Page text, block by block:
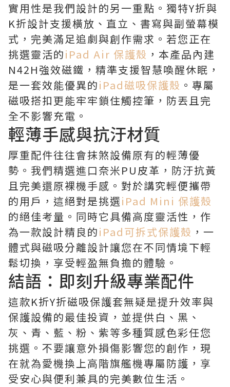
實用性是我們設計的另一重點。獨特Y折與
K折設計支援橫放、直立、書寫與副螢幕模
式，完美滿足追劇與創作需求。若您正在
挑選靈活的iPad Air 保護殼 ，本產品內建
N42H強效磁鐵，精準支援智慧喚醒休眠，
是一套效能優異的iPad磁吸保護殼 。專屬
磁吸搭扣更能牢牢鎖住觸控筆，防丟且完
全不影響充電。
輕薄手感與抗汙材質
厚重配件往往會抹煞設備原有的輕薄優
勢。我們精選進口奈米PU皮革，防汙抗黃
且完美還原裸機手感。對於講究輕便攜帶
的用戶，這絕對是挑選iPad Mini 保護殼
的絕佳考量。同時它具備高度靈活性，作
為一款設計精良的iPad可拆式保護殼 ，一
體式與磁吸分離設計讓您在不同情境下輕
鬆切換，享受輕盈無負擔的體驗。
結語：即刻升級專業配件
這款K折Y折磁吸保護套無疑是提升效率與
保護設備的最佳投資，並提供白、黑、
灰、青、藍、粉、紫等多種質感色彩任您
挑選。不要讓意外損傷影響您的創作，現
在就為愛機換上高階旗艦機專屬防護，享
受安心與便利兼具的完美數位生活。